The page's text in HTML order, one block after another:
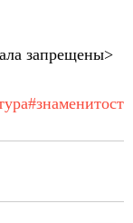
запрещены>
#знаменитост